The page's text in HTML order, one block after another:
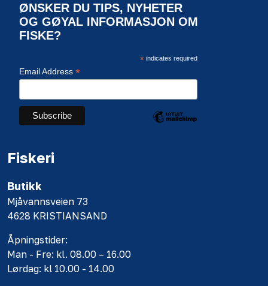
ØNSKER DU TIPS, NYHETER
OG GØYAL INFORMASJON OM
FISKE?
*indicates required
Email Address *
Fiskeri
Butikk
Mjåvannsveien 73
4628 KRISTIANSAND
Åpningstider:
Man - Fre: kl. 08.00 – 16.00
Lørdag: kl 10.00 - 14.00